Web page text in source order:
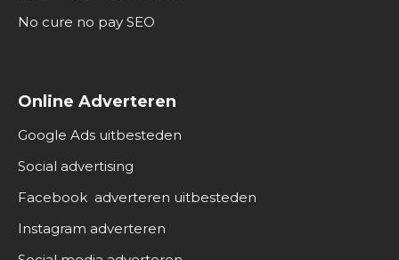
No cure no pay SEO
Online Adverteren
Google Ads uitbesteden
Social advertising
Facebook adverteren uitbesteden
Instagram adverteren